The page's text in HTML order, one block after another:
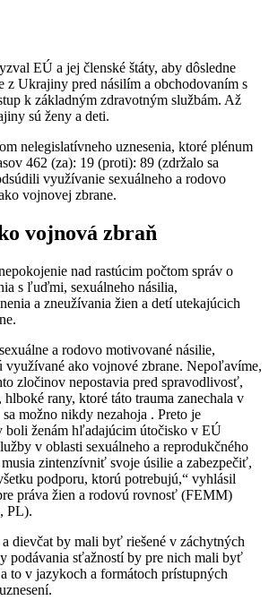
EÚ a jej členské štáty, aby dôsledne
z Ukrajiny pred násilím a obchodovaním s
k základným zdravotným službám. Až
sú ženy a deti.
nelegislatívneho uznesenia, ktoré plénum
462 (za): 19 (proti): 89 (zdržalo sa
využívanie sexuálneho a rodovo
vojnovej zbrane.
vojnová zbraň
nad rastúcim počtom správ o
s ľuďmi, sexuálneho násilia,
a zneužívania žien a detí utekajúcich
a rodovo motivované násilie,
využívané ako vojnové zbrane. Nepoľavíme,
zločinov nepostavia pred spravodlivosť,
hlboké rany, ktoré táto trauma zanechala v
možno nikdy nezahoja . Preto je
boli ženám hľadajúcim útočisko v EÚ
v oblasti sexuálneho a reprodukčného
zintenzívniť svoje úsilie a zabezpečiť,
podporu, ktorú potrebujú,“ vyhlásil
práva žien a rodovú rovnosť (FEMM)
PL).
dievčat by mali byť riešené v záchytných
podávania sťažností by pre nich mali byť
to v jazykoch a formátoch prístupných